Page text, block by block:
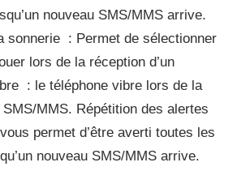
nouveau SMS/MMS arrive.
sonnerie : Permet de sélectionner
lors de la réception d’un
: le téléphone vibre lors de la
SMS/MMS. Répétition des alertes
permet d’être averti toutes les
nouveau SMS/MMS arrive.